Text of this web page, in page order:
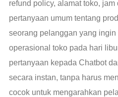
refund policy, alamat toko,
pertanyaan umum tentang
seorang pelanggan yang
operasional toko pada hari
pertanyaan kepada Chatbot
secara instan, tanpa harus
cocok untuk mengarahkan